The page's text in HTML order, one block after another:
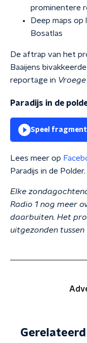
prominentere
Deep maps op
Bosatlas
De aftrap van het
Baaijens
reportage in
Paradijs in de
Speel
Lees meer op
Paradijs in de Polder.
Elke
Radio 1 nog meer
daarbuiten. Het
uitgezonden tussen
Gerelateerd